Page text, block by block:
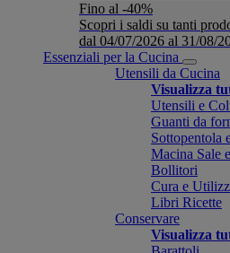
Fino al -40%
Scopri i saldi su tanti
dal 04/07/2026 al 31/08/
Essenziali per la Cucina
Utensili da Cucina
Visualizza
Utensili e
Guanti da
Sottopentola
Macina Sale
Bollitori
Cura e
Libri Ricette
Conservare
Visualizza